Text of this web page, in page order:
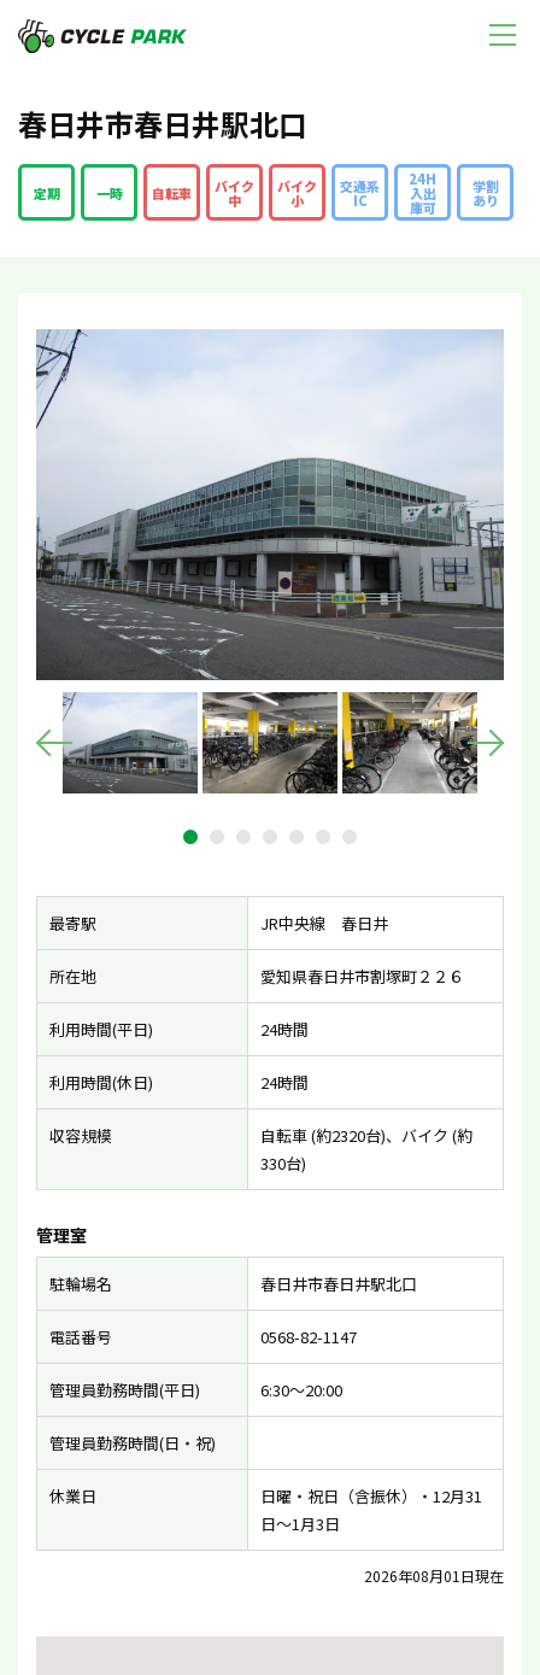
春日井市春日井駅北口
定期 一時 自転車 バイク
中
バイク
小
交通系
IC
24H
入出
庫可
学割
あり
最寄駅 JR中央線 春日井
所在地 愛知県春日井市割塚町２２６
利用時間(平日) 24時間
利用時間(休日) 24時間
収容規模
自転車 (約2320台)、バイク (約
330台)
管理室
駐輪場名 春日井市春日井駅北口
電話番号 0568-82-1147
管理員勤務時間(平日) 6:30〜20:00
管理員勤務時間(日・祝)
休業日
日曜・祝日（含振休）・12月31
日〜1月3日
2026年08月01日現在